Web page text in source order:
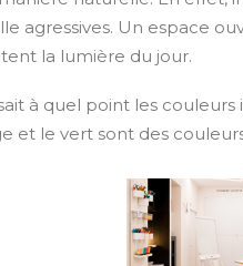
agressives. Un espace
la lumière du jour.
à quel point les
et le vert sont des